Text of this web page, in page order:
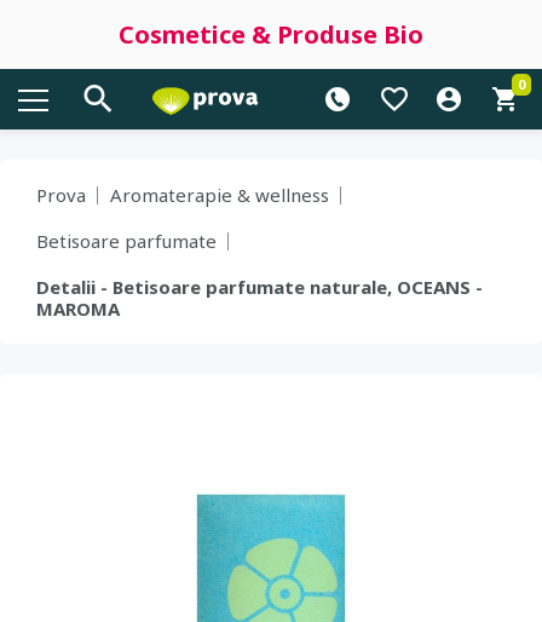
Cosmetice & Produse Bio
0
Prova
Aromaterapie & wellness
Betisoare parfumate
Detalii - Betisoare parfumate naturale, OCEANS -
MAROMA